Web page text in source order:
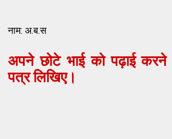
नाम: अ.ब.स
अपने छोटे भाई को पढ़ाई
पत्र लिखिए।